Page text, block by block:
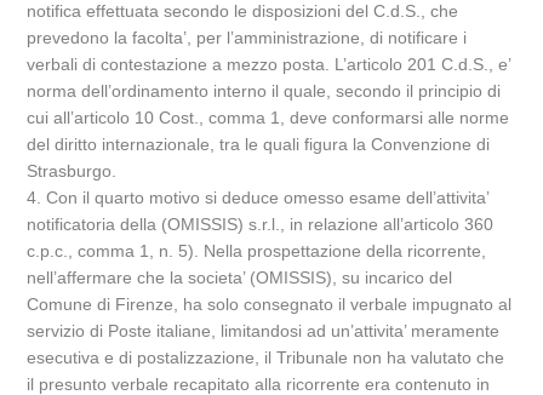
notifica effettuata secondo le disposizioni del C.d.S., che
prevedono la facolta’, per l’amministrazione, di notificare i
verbali di contestazione a mezzo posta. L’articolo 201 C.d.S., e’
norma dell’ordinamento interno il quale, secondo il principio di
cui all’articolo 10 Cost., comma 1, deve conformarsi alle norme
del diritto internazionale, tra le quali figura la Convenzione di
Strasburgo.
4. Con il quarto motivo si deduce omesso esame dell’attivita’
notificatoria della (OMISSIS) s.r.l., in relazione all’articolo 360
c.p.c., comma 1, n. 5). Nella prospettazione della ricorrente,
nell’affermare che la societa’ (OMISSIS), su incarico del
Comune di Firenze, ha solo consegnato il verbale impugnato al
servizio di Poste italiane, limitandosi ad un’attivita’ meramente
esecutiva e di postalizzazione, il Tribunale non ha valutato che
il presunto verbale recapitato alla ricorrente era contenuto in